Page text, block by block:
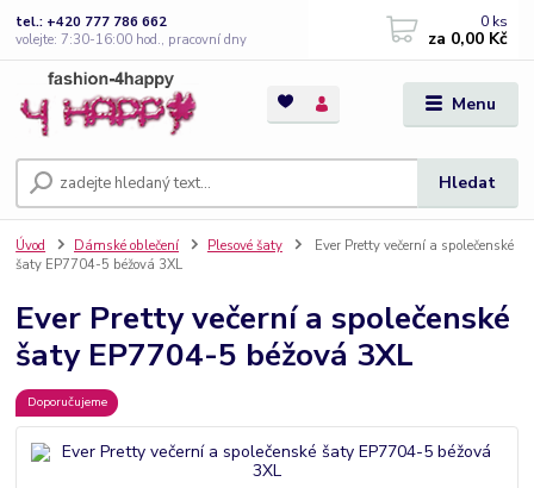
Menu
Hledat
tel.: +420 777 786 662
volejte: 7:30-16:00 hod., pracovní dny
0 ks
za 0,00 Kč
Úvod Dámské oblečení Plesové šaty
Ever Pretty večerní a společenské
šaty EP7704-5 béžová 3XL
Ever Pretty večerní a společenské
šaty EP7704-5 béžová 3XL
Doporučujeme